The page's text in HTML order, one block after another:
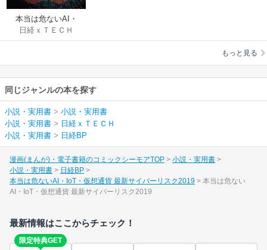
本当は危ないAI・
IoT・仮想通貨 最新サ
イバーリスク2019
日経ｘＴＥＣＨ
もっと見る
同じジャンルの本を探す
小説・実用書 > 小説・実用書
小説・実用書 > 日経ｘＴＥＣＨ
小説・実用書 > 日経BP
漫画(まんが)・電子書籍のコミックシーモアTOP
小説・実用書
小説・実用書
日経BP
本当は危ないAI・IoT・仮想通貨 最新サイバーリスク2019
本当は危ない
AI・IoT・仮想通貨 最新サイバーリスク2019
最新情報はここからチェック！
限定特典GET